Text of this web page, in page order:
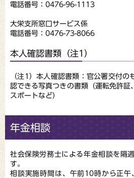
電話番号：0476-96-1113
大栄支所窓口サービス係
電話番号：0476-73-8066
本人確認書類（注1）
（注1）本人確認書類：官公署交付の
認できる写真つきの書類（運転免許証
スポートなど）
年金相談
社会保険労務士による年金相談を隔
す。
相談実施時間は、午前10時から正午